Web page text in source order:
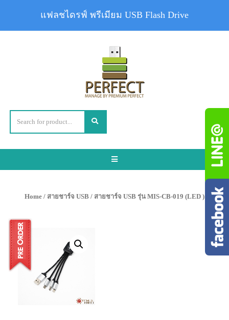
Toggle
Home / สายชาร์จ USB / สายชาร์จ USB รุ่น MIS-CB-019 (LED )
แฟลชไดรฟ์ พรีเมียม USB Flash Drive